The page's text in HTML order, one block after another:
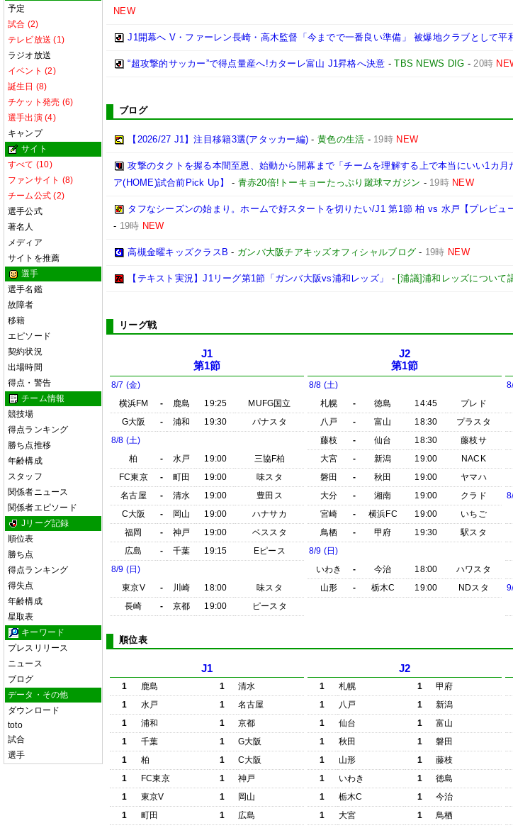
予定
試合 (2)
テレビ放送 (1)
ラジオ放送
イベント (2)
誕生日 (8)
チケット発売 (6)
選手出演 (4)
キャンプ
サイト
すべて (10)
ファンサイト (8)
チーム公式 (2)
選手公式
著名人
メディア
サイトを推薦
選手
選手名鑑
故障者
移籍
エピソード
契約状況
出場時間
得点・警告
チーム情報
競技場
得点ランキング
勝ち点推移
年齢構成
スタッフ
関係者ニュース
関係者エピソード
Jリーグ記録
順位表
勝ち点
得点ランキング
得失点
年齢構成
星取表
キーワード
プレスリリース
ニュース
ブログ
データ・その他
ダウンロード
toto
試合
選手
NEW
J1開幕へ V・ファーレン長崎・高木監督「今までで一番良い準備」 被爆地クラブとして平
“超攻撃的サッカー”で得点量産へ!カターレ富山 J1昇格へ決意 -TBS NEWS DIG -20時
ブログ
【2026/27 J1】注目移籍3選(アタッカー編) -黄色の生活 - 19時 NEW
攻撃のタクトを握る本間至恩、始動から開幕まで「チームを理解する上で本当にいい1カ
ア(HOME)試合前Pick Up】
- 青赤20倍!トーキョーたっぷり蹴球マガジン - 19時 NEW
タフなシーズンの始まり。ホームで好スタートを切りたい/J1 第1節 柏 vs 水戸【プレビュー
- 19時 NEW
高槻金曜キッズクラスB - ガンバ大阪チアキッズオフィシャルブログ - 19時 NEW
【テキスト実況】J1リーグ第1節「ガンバ大阪vs浦和レッズ」 - [浦議]浦和レッズについて
リーグ戦
J1
第1節
8/7 (金)
横浜FM
- 鹿島 19:25
MUFG国立
G大阪
- 浦和 19:30
パナスタ
8/8 (土)
柏
- 水戸 19:00
三協F柏
FC東京
- 町田 19:00
味スタ
名古屋
- 清水 19:00
豊田ス
C大阪
- 岡山 19:00
ハナサカ
福岡
- 神戸 19:00
ベススタ
広島
- 千葉 19:15
Eピース
8/9 (日)
東京V
- 川崎 18:00
味スタ
長崎
- 京都 19:00 ピースタ
J2
第1節
8/8 (土)
札幌
- 徳島 14:45
プレド
八戸
- 富山 18:30
プラスタ
藤枝
- 仙台 18:30
藤枝サ
大宮
- 新潟 19:00
NACK
磐田
- 秋田 19:00
ヤマハ
大分
- 湘南 19:00
クラド
宮崎
- 横浜FC 19:00
いちご
鳥栖
- 甲府 19:30
駅スタ
8/9 (日)
いわき
- 今治 18:00
ハワスタ
山形
- 栃木C 19:00 NDスタ
順位表
J1
1 鹿島 1
清水
1
水戸 1
名古屋
1
浦和 1
京都
1
千葉 1
G大阪
1
柏 1
C大阪
1
FC東京 1
神戸
1
東京V 1
岡山
1
町田 1
広島
J2
1 札幌 1
甲府
1
八戸 1
新潟
1
仙台 1
富山
1
秋田 1
磐田
1
山形 1
藤枝
1
いわき 1
徳島
1
栃木C 1
今治
1
大宮 1
鳥栖